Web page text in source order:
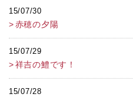
15/07/30
赤穂の夕陽
15/07/29
祥吉の鱧です！
15/07/28